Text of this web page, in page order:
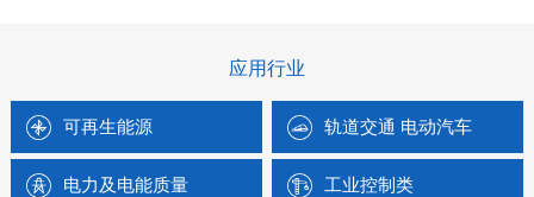
应用行业
可再生能源 轨道交通 电动汽车
电力及电能质量 工业控制类